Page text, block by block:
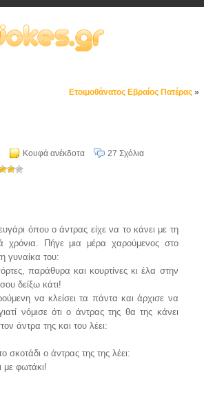
Ετοιμοθάνατος Εβραίος Πατέρας »
Κουφά ανέκδοτα
27 Σχόλια
όπου ο άντρας είχε να το κάνει με τη
χρόνια. Πήγε μια μέρα χαρούμενος στο
γυναίκα του:
παράθυρα και κουρτίνες κι έλα στην
δείξω κάτι!
να κλείσει τα πάντα και άρχισε να
νόμισε ότι ο άντρας της θα της κάνει
άντρα της και του λέει:
σκοτάδι ο άντρας της της λέει:
με φωτάκι!